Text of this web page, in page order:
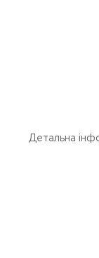
Детальна